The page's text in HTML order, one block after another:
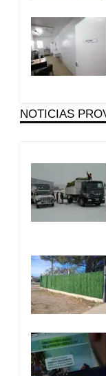
NOTICIAS